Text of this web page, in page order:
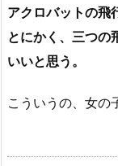
アクロバットの飛
とにかく、三つの
いいと思う。
こういうの、女の